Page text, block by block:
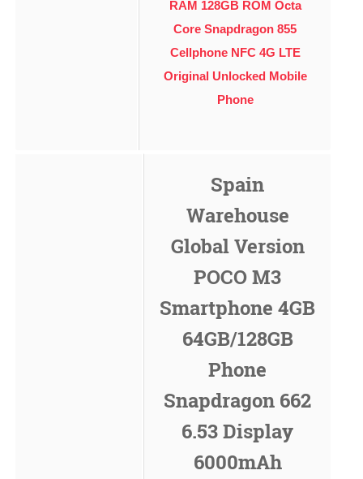
RAM 128GB ROM Octa
Core Snapdragon 855
Cellphone NFC 4G LTE
Original Unlocked Mobile
Phone
Spain
Warehouse
Global Version
POCO M3
Smartphone 4GB
64GB/128GB
Phone
Snapdragon 662
6.53 Display
6000mAh